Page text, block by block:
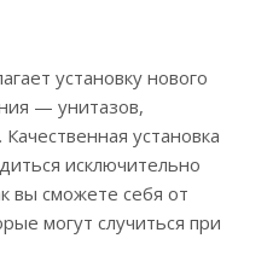
установку нового
— унитазов,
установка
исключительно
вы сможете себя от
могут случиться при